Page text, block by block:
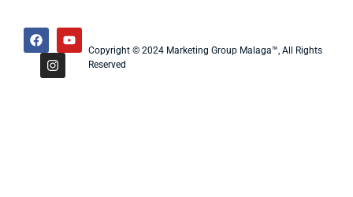
Copyright © 2024 Marketing Group Malaga™, All Rights
Reserved